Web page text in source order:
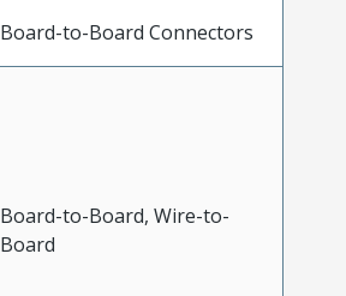
Board-to-Board Connectors
Board-to-Board, Wire-to-
Board